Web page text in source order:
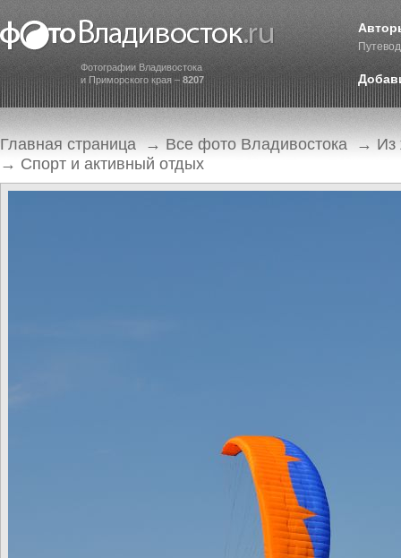
Фотографии Владивостока
и Приморского края – 8207
Главная страница → Все фото Владивостока → Из
→ Спорт и активный отдых